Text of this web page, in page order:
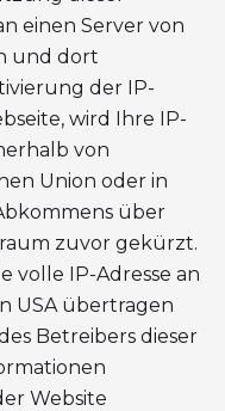
einen Server von
und dort
der IP-
wird Ihre IP-
von
Union oder in
über
zuvor gekürzt.
volle IP-Adresse an
USA übertragen
Betreibers dieser
Website